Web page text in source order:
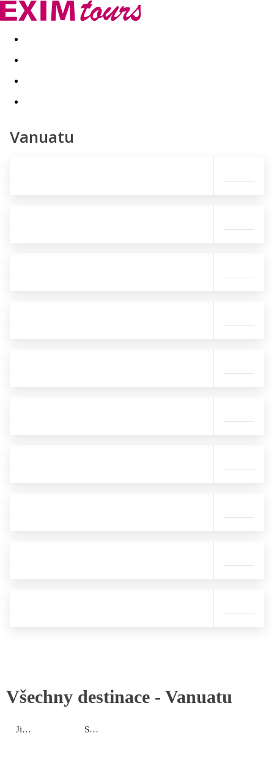
Akční nabídky Last minute
Vanuatu
Všechny destinace - Vanuatu
Jižní ostrovy Severní ostrovy